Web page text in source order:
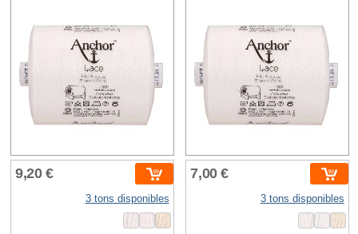
9,20 €
3 tons disponibles
7,00 €
3 tons disponibles